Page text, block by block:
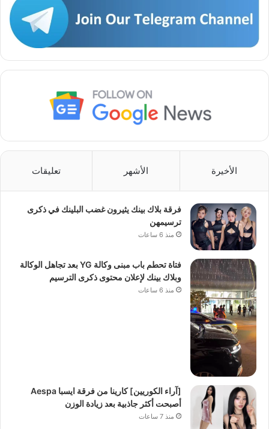
الأخيرة الأشهر تعليقات
فرقة بلاك بينك يثيرون غضب البلينك في ذكرى
ترسيمهن
منذ 6 ساعات
فتاة تحطم باب مبنى وكالة YG بعد تجاهل الوكالة
وبلاك بينك لإعلان محتوى ذكرى الترسيم
منذ 6 ساعات
[آراء الكوريين] كارينا من فرقة ايسبا Aespa
أصبحت أكثر جاذبية بعد زيادة الوزن
منذ 7 ساعات